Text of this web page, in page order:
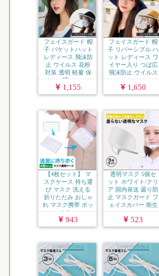
フェイスガード 帽
子 バケットハット
レディース 飛沫防
止 ウイルス 花粉
対策 透明 軽量 保
護...
1,155
フェイスガード 帽
子 リバーシブル ハ
ット レディース ワ
イヤー入り つば広
飛沫防止 ウイルス
...
1,650
【4枚セット】 マ
スクケース 持ち運
び マスク 洗える
折りたたみ おしゃ
れ マスク携帯 ボッ
クス...
943
透明マスク 5個セ
ット ホワイト/クリ
ア 国内発送 曇り防
止 マスクガード フ
ェイスカバー 衛生
マ...
523